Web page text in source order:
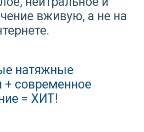
вживую, а не на